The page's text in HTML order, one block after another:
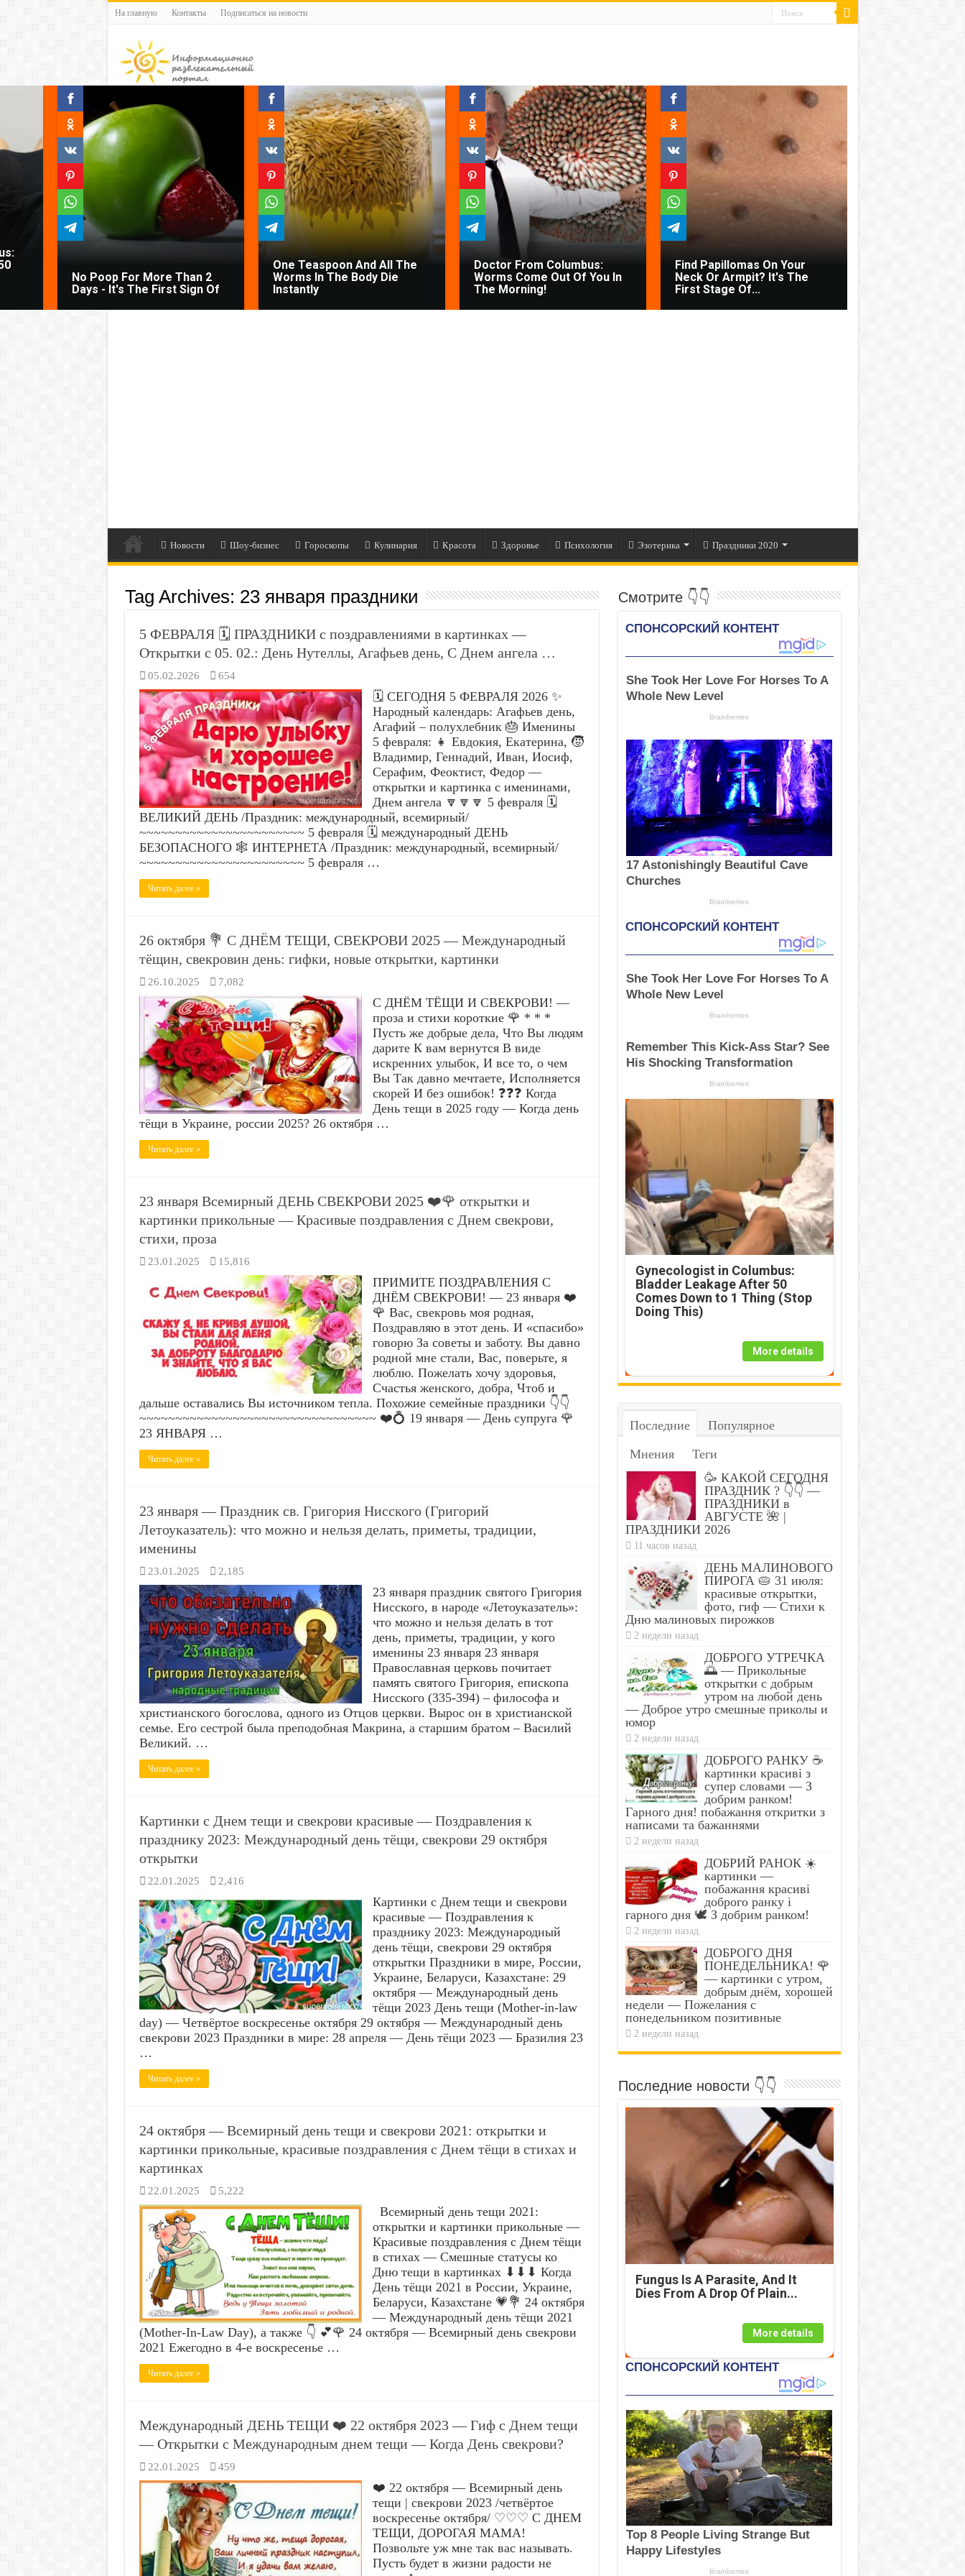
На главную Контакты Подписаться на новости
No Poop For More Than 2
Days - It's The First Sign Of
One Teaspoon And All The
Worms In The Body Die
Instantly
Doctor From Columbus:
Worms Come Out Of You In
The Morning!
Find Papillomas On Your
Neck Or Armpit? It's The
First Stage Of...
Новости Шоу-бизнес Гороскопы Кулинария Красота Здоровье Психология Эзотерика Праздники 2020
Tag Archives: 23 января праздники
5 ФЕВРАЛЯ 🗓️ ПРАЗДНИКИ с поздравлениями в картинках —
Открытки с 05. 02.: День Нутеллы, Агафьев день, С Днем ангела …
05.02.2026 654
🗓️ СЕГОДНЯ 5 ФЕВРАЛЯ 2026 ✨
Народный календарь: Агафьев день,
Агафий – полухлебник 🎂 Именины
5 февраля: 👧 Евдокия, Екатерина, 🧒
Владимир, Геннадий, Иван, Иосиф,
Серафим, Феоктист, Федор —
открытки и картинка с именинами,
Днем ангела 🔽🔽🔽 5 февраля 🗓️
ВЕЛИКИЙ ДЕНЬ /Праздник: международный, всемирный/
~~~~~~~~~~~~~~~~~~~~~~~ 5 февраля 🗓️ международный ДЕНЬ
БЕЗОПАСНОГО 🕸️ ИНТЕРНЕТА /Праздник: международный, всемирный/
~~~~~~~~~~~~~~~~~~~~~~~ 5 февраля …
Читать далее »
26 октября 💐 С ДНЁМ ТЕЩИ, СВЕКРОВИ 2025 — Международный
тёщин, свекровин день: гифки, новые открытки, картинки
26.10.2025 7,082
С ДНЁМ ТЁЩИ И СВЕКРОВИ! —
проза и стихи короткие 🌹 * * *
Пусть же добрые дела, Что Вы людям
дарите К вам вернутся В виде
искренних улыбок, И все то, о чем
Вы Так давно мечтаете, Исполняется
скорей И без ошибок! ❓❓❓ Когда
День тещи в 2025 году — Когда день
тёщи в Украине, россии 2025? 26 октября …
Читать далее »
23 января Всемирный ДЕНЬ СВЕКРОВИ 2025 ❤️🌹 открытки и
картинки прикольные — Красивые поздравления с Днем свекрови,
стихи, проза
23.01.2025 15,816
ПРИМИТЕ ПОЗДРАВЛЕНИЯ С
ДНЁМ СВЕКРОВИ! — 23 января ❤️
🌹 Вас, свекровь моя родная,
Поздравляю в этот день. И «спасибо»
говорю За советы и заботу. Вы давно
родной мне стали, Вас, поверьте, я
люблю. Пожелать хочу здоровья,
Счастья женского, добра, Чтоб и
дальше оставались Вы источником тепла. Похожие семейные праздники 👇👇
~~~~~~~~~~~~~~~~~~~~~~~~~~~~~~~~~ ❤️💍 19 января — День супруга 🌹
23 ЯНВАРЯ …
Читать далее »
23 января — Праздник св. Григория Нисского (Григорий
Летоуказатель): что можно и нельзя делать, приметы, традиции,
именины
23.01.2025 2,185
23 января праздник святого Григория
Нисского, в народе «Летоуказатель»:
что можно и нельзя делать в тот
день, приметы, традиции, у кого
именины 23 января 23 января
Православная церковь почитает
память святого Григория, епископа
Нисского (335-394) ‒ философа и
христианского богослова, одного из Отцов церкви. Вырос он в христианской
семье. Его сестрой была преподобная Макрина, а старшим братом – Василий
Великий. …
Читать далее »
Картинки с Днем тещи и свекрови красивые — Поздравления к
празднику 2023: Международный день тёщи, свекрови 29 октября
открытки
22.01.2025 2,416
Картинки с Днем тещи и свекрови
красивые — Поздравления к
празднику 2023: Международный
день тёщи, свекрови 29 октября
открытки Праздники в мире, России,
Украине, Беларуси, Казахстане: 29
октября — Международный день
тёщи 2023 День тещи (Mother-in-law
day) — Четвёртое воскресенье октября 29 октября — Международный день
свекрови 2023 Праздники в мире: 28 апреля — День тёщи 2023 — Бразилия 23
…
Читать далее »
24 октября — Всемирный день тещи и свекрови 2021: открытки и
картинки прикольные, красивые поздравления с Днем тёщи в стихах и
картинках
22.01.2025 5,222
Всемирный день тещи 2021:
открытки и картинки прикольные —
Красивые поздравления с Днем тёщи
в стихах — Смешные статусы ко
Дню тещи в картинках ⬇⬇⬇ Когда
День тёщи 2021 в России, Украине,
Беларуси, Казахстане 💗💐 24 октября
— Международный день тёщи 2021
(Mother-In-Law Day), а также 👇 💕🌹 24 октября — Всемирный день свекрови
2021 Ежегодно в 4-е воскресенье …
Читать далее »
Международный ДЕНЬ ТЕЩИ ❤️ 22 октября 2023 — Гиф с Днем тещи
— Открытки с Международным днем тещи — Когда День свекрови?
22.01.2025 459
❤️ 22 октября — Всемирный день
тещи | свекрови 2023 /четвёртое
воскресенье октября/ ♡♡♡ С ДНЕМ
ТЕЩИ, ДОРОГАЯ МАМА!
Позвольте уж мне так вас называть.
Пусть будет в жизни радости не
Смотрите 👇👇
Gynecologist in Columbus:
Bladder Leakage After 50
Comes Down to 1 Thing (Stop
Doing This)
More details
Последние
Популярное
Мнения
Теги
🥳 КАКОЙ СЕГОДНЯ
ПРАЗДНИК ? 👇👇 —
ПРАЗДНИКИ в
АВГУСТЕ 🌺 |
ПРАЗДНИКИ 2026
11 часов назад
ДЕНЬ МАЛИНОВОГО
ПИРОГА 🥧 31 июля:
красивые открытки,
фото, гиф — Стихи к
Дню малиновых пирожков
2 недели назад
ДОБРОГО УТРЕЧКА
🌅 — Прикольные
открытки с добрым
утром на любой день
— Доброе утро смешные приколы и
юмор
2 недели назад
ДОБРОГО РАНКУ ☕
картинки красиві з
супер словами — З
добрим ранком!
Гарного дня! побажання откритки з
написами та бажаннями
2 недели назад
ДОБРИЙ РАНОК ☀️
картинки —
побажання красиві
доброго ранку і
гарного дня 🕊️ З добрим ранком!
2 недели назад
ДОБРОГО ДНЯ
ПОНЕДЕЛЬНИКА! 🌹
— картинки с утром,
добрым днём, хорошей
недели — Пожелания с
понедельником позитивные
2 недели назад
Последние новости 👇👇
Fungus Is A Parasite, And It
Dies From A Drop Of Plain...
More details